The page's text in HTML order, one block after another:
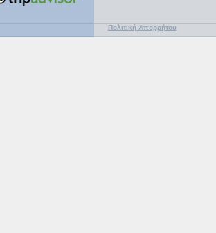
Πολιτική Απορρήτου